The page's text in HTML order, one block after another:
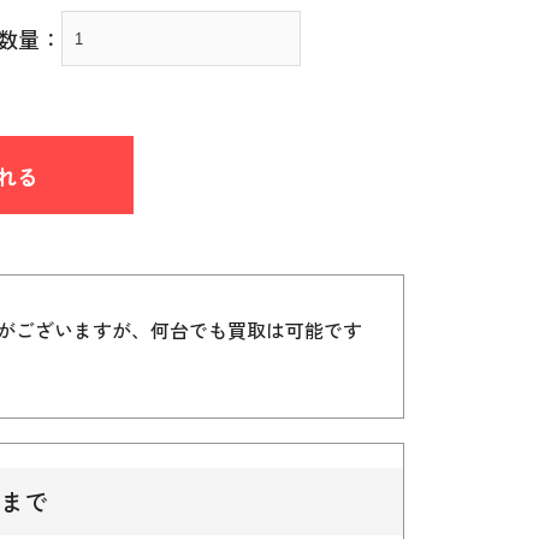
量：
る
ございますが、何台でも買取は可能です
で